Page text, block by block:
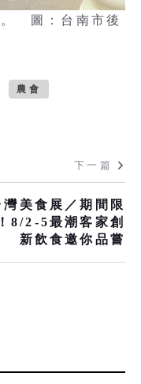
圖：台南市後
農會
下一篇
灣美食展／期間限
8/2-5最潮客家創
新飲食邀你品嘗